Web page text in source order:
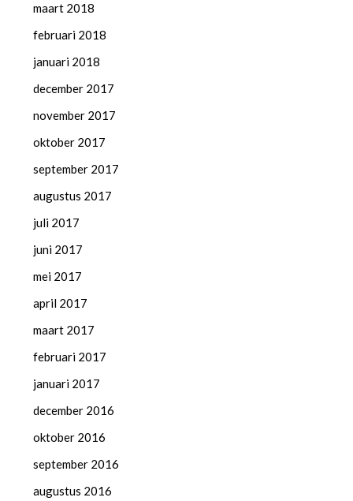
maart 2018
februari 2018
januari 2018
december 2017
november 2017
oktober 2017
september 2017
augustus 2017
juli 2017
juni 2017
mei 2017
april 2017
maart 2017
februari 2017
januari 2017
december 2016
oktober 2016
september 2016
augustus 2016